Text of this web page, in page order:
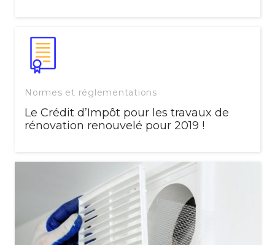
Normes et réglementations
Le Crédit d’Impôt pour les travaux de
rénovation renouvelé pour 2019 !